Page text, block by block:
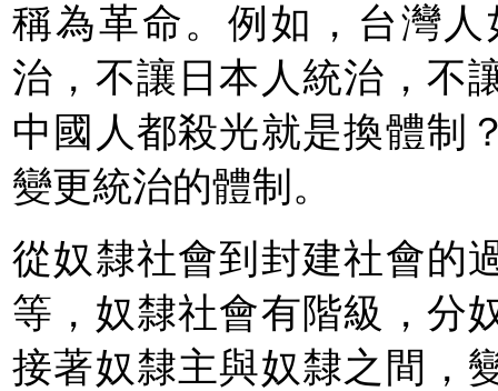
稱為革命。例如，台灣
治，不讓日本人統治，不
中國人都殺光就是換體制
變更統治的體制。
從奴隸社會到封建社會的
等，奴隸社會有階級，分
接著奴隸主與奴隸之間，